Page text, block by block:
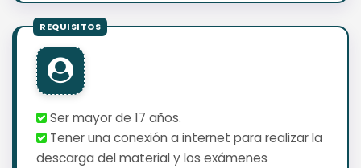
Ser mayor de 17 años.
Tener una conexión a internet para realizar la
descarga del material y los exámenes